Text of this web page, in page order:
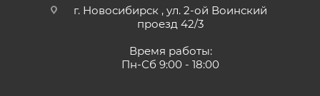
г. Новосибирск , ул. 2-ой Воинский
проезд 42/3
Время работы:
Пн-Сб 9:00 - 18:00